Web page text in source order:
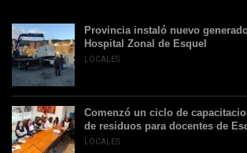
Provincia instaló nuevo
Hospital Zonal de Esquel
LOCALES
Comenzó un ciclo de
de residuos para docentes de
LOCALES